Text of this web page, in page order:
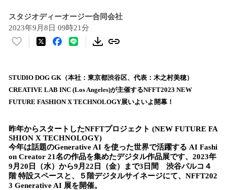
スタジオディーオージー合同会社
2023年9月8日 09時21分
い
！
数
を
込
み
中
で
す
STUDIO DOG GK（本社：東京都渋谷区、代表：木之村美穂）
CREATIVE LAB INC (Los Angeles)が主催するNFFT2023 NEW
FUTURE FASHION X TECHNOLOGY展いよいよ開幕！
昨年からスタートしたNFFTプロジェクト (NEW FUTURE FA
SHION X TECHNOLOGY)
今年は話題のGenerative AI を使った世界で活躍する AI Fashi
on Creator 21名の作品を集めたデジタル作品展です、2023年
9月20日（水）から9月22日（金）まで3日間 渋谷パルコ４
階 特設スペースと、５階デジタルサイネージにて、NFFT202
3 Generative AI 展を開催。